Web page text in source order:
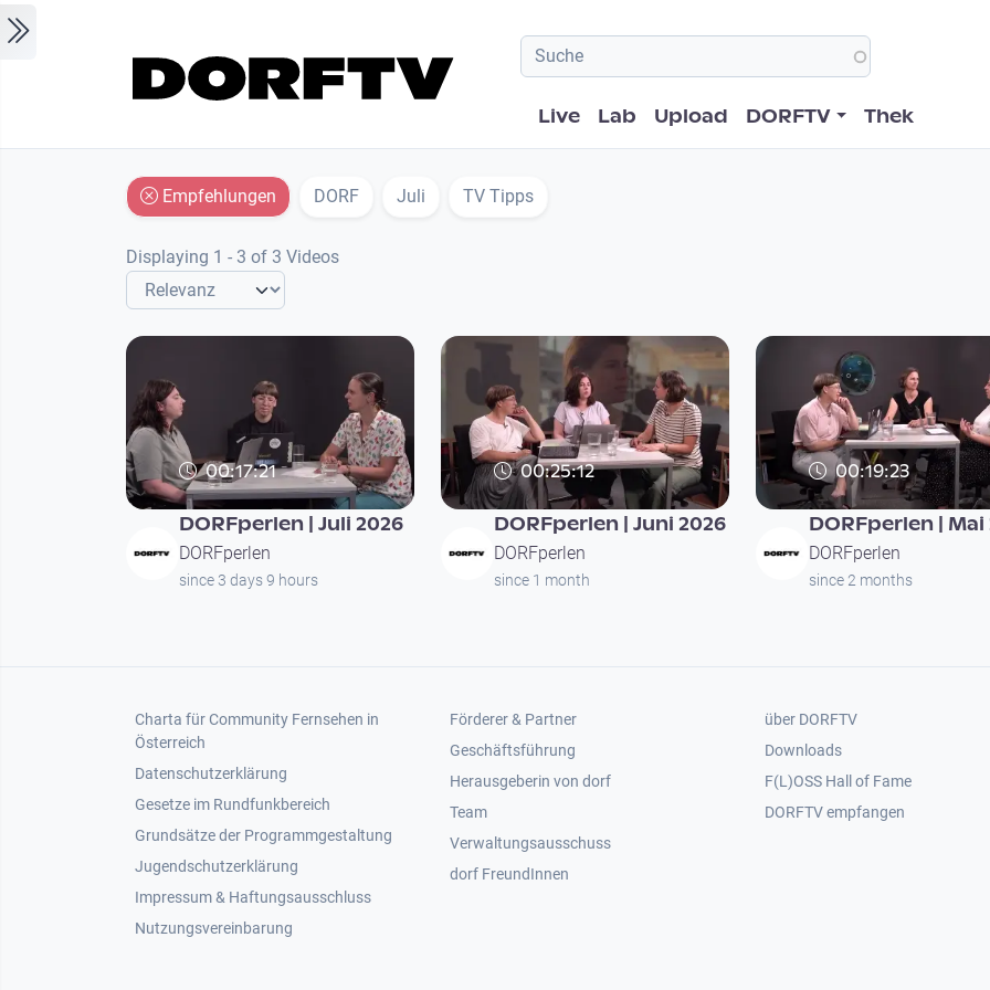
Hauptnavigation
Live Lab Upload DORFTV Thek
Empfehlungen DORF Juli TV Tipps
Displaying 1 - 3 of 3 Videos
00:17:21
DORFperlen | Juli 2026
DORFperlen
since 3 days 9 hours
00:25:12
DORFperlen | Juni 2026
DORFperlen
since 1 month
00:19:23
DORFperlen | Mai
DORFperlen
since 2 months
Footer 1
Charta für Community Fernsehen in
Österreich
Datenschutzerklärung
Gesetze im Rundfunkbereich
Grundsätze der Programmgestaltung
Jugendschutzerklärung
Impressum & Haftungsausschluss
Nutzungsvereinbarung
Footer 2
Förderer & Partner
Geschäftsführung
Herausgeberin von dorf
Team
Verwaltungsausschuss
dorf FreundInnen
Footer 3
über DORFTV
Downloads
F(L)OSS Hall of Fame
Footer 4
DORFTV empfangen